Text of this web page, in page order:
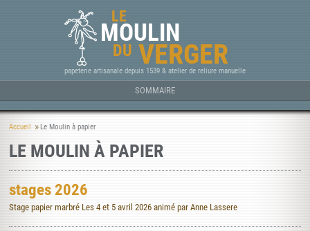
LE
MOULIN
DU VERGER
papeterie artisanale depuis 1539 & atelier de reliure manuelle
SOMMAIRE
Accueil Le Moulin à papier
LE MOULIN À PAPIER
stages 2026
Stage papier marbré Les 4 et 5 avril 2026 animé par Anne Lassere